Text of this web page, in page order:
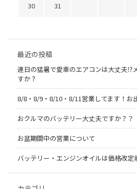
30
31
最近の投稿
連日の猛暑で愛車のエアコンは大丈夫⁉
すか？
8/8・8/9・8/10・8/11営業してます！お
おクルマのバッテリー大丈夫ですか？？
お盆期間中の営業について
バッテリー・エンジンオイルは価格改定